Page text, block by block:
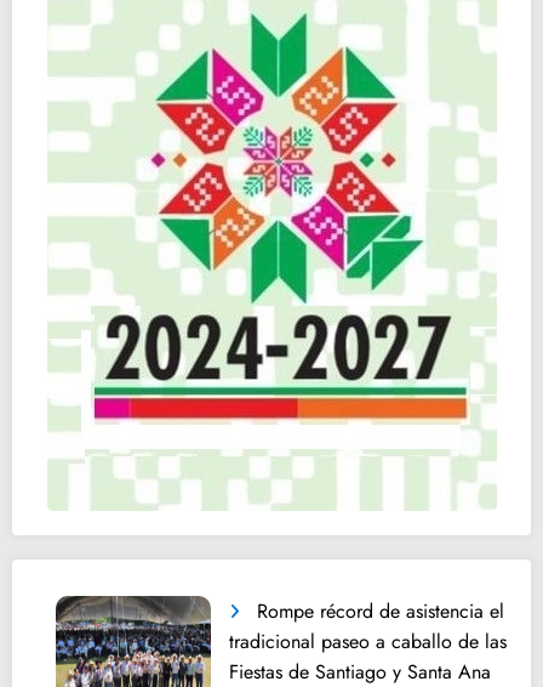
Rompe récord de asistencia el
tradicional paseo a caballo de las
Fiestas de Santiago y Santa Ana